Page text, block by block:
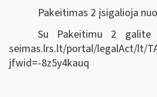
Pakeitimas 2 įsigalioja
Su Pakeitimu 2 galite
seimas.lrs.lt/portal/legalAct/lt/
jfwid=-8z5y4kauq